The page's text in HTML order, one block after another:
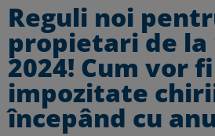
Reguli noi
propietari de la
2024! Cum vor fi
impozitate
începând cu